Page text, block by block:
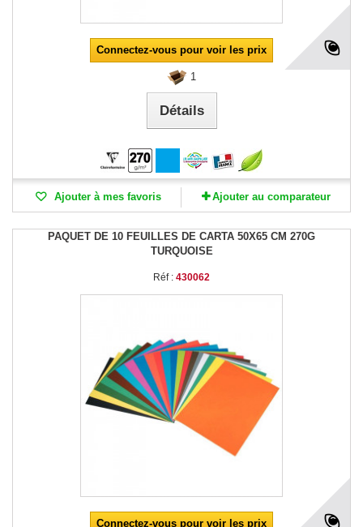
Connectez-vous pour voir les prix
1
Détails
Ajouter à mes favoris Ajouter au comparateur
PAQUET DE 10 FEUILLES DE CARTA 50X65 CM 270G
TURQUOISE
Réf : 430062
Connectez-vous pour voir les prix